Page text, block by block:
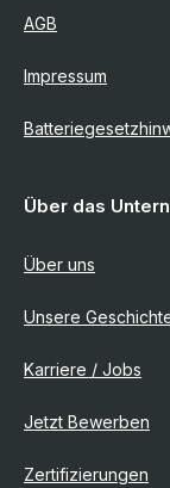
AGB
Impressum
Über das
Über uns
Unsere
Karriere / Jobs
Jetzt Bewerben
Zertifizierungen